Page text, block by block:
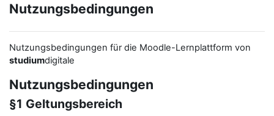
Nutzungsbedingungen
Nutzungsbedingungen für die Moodle-Lernplattform von
studiumdigitale
Nutzungsbedingungen
§1 Geltungsbereich